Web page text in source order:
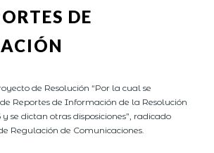
DE
de Resolución “Por la cual se
Reportes de Información de la Resolución
y se dictan otras disposiciones”, radicado
Regulación de Comunicaciones.